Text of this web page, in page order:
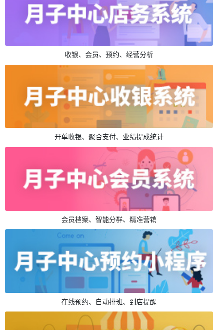
收银、会员、预约、经营分析
开单收银、聚合支付、业绩提成统计
会员档案、智能分群、精准营销
在线预约、自动排班、到店提醒